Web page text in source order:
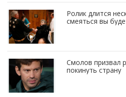
Ролик длится
смеяться вы
Смолов призвал
покинуть страну